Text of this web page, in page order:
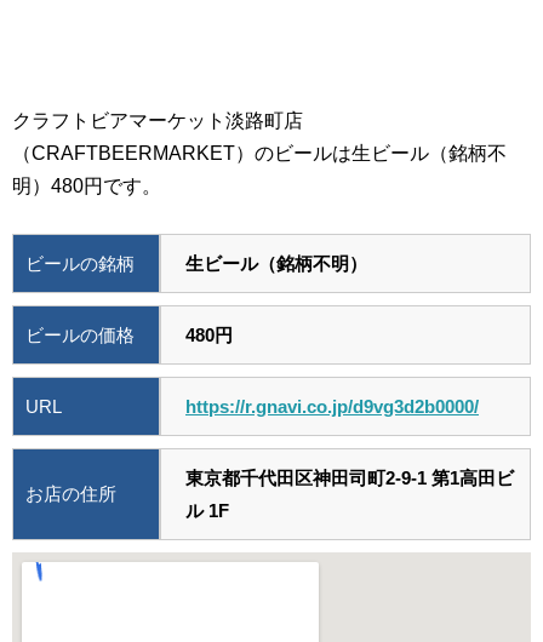
クラフトビアマーケット淡路町店
（CRAFTBEERMARKET）のビールは生ビール（銘柄不
明）480円です。
ビールの銘柄 生ビール（銘柄不明）
ビールの価格 480円
URL https://r.gnavi.co.jp/d9vg3d2b0000/
お店の住所
東京都千代田区神田司町2-9-1 第1高田ビ
ル 1F